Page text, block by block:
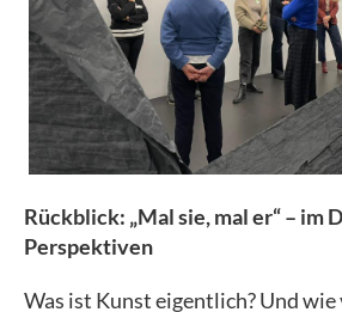
Rückblick: „Mal sie, mal er“ – im
Perspektiven
Was ist Kunst eigentlich? Und